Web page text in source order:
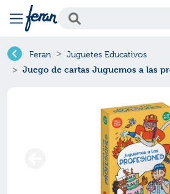
Feran Juguetes Educativos
Juego de cartas Juguemos a las